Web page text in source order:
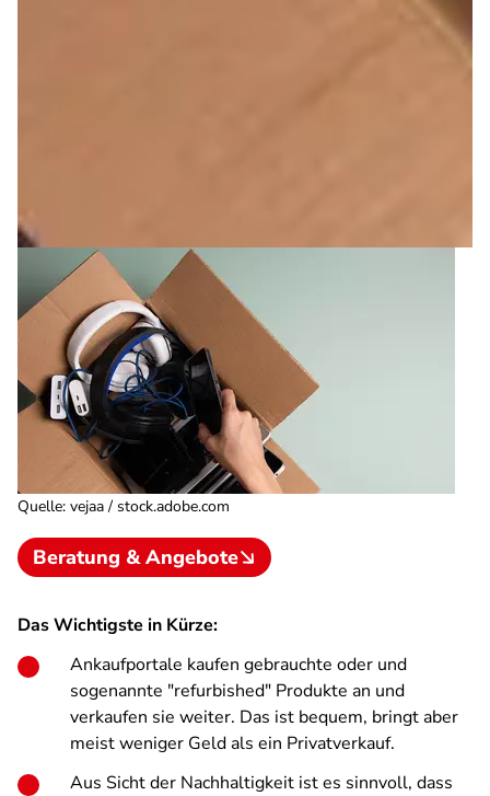
Quelle: vejaa / stock.adobe.com
Beratung & Angebote
Das Wichtigste in Kürze:
Ankaufportale kaufen gebrauchte oder und
sogenannte "refurbished" Produkte an und
verkaufen sie weiter. Das ist bequem, bringt aber
meist weniger Geld als ein Privatverkauf.
Aus Sicht der Nachhaltigkeit ist es sinnvoll, dass